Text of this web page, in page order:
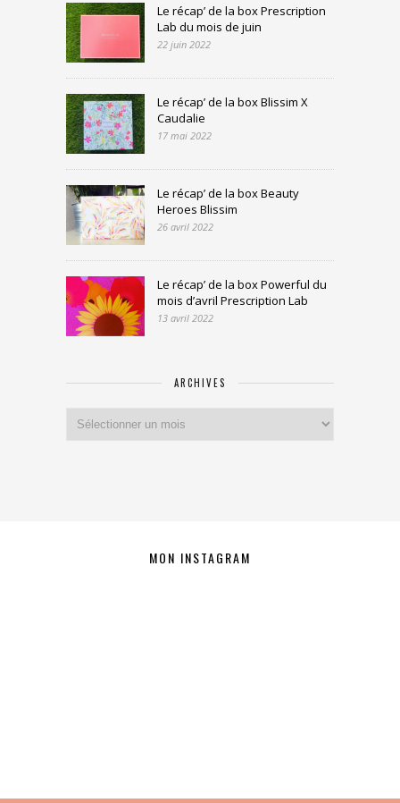
Le récap’ de la box Prescription
Lab du mois de juin
22 juin 2022
Le récap’ de la box Blissim X
Caudalie
17 mai 2022
Le récap’ de la box Beauty
Heroes Blissim
26 avril 2022
Le récap’ de la box Powerful du
mois d’avril Prescription Lab
13 avril 2022
ARCHIVES
MON INSTAGRAM